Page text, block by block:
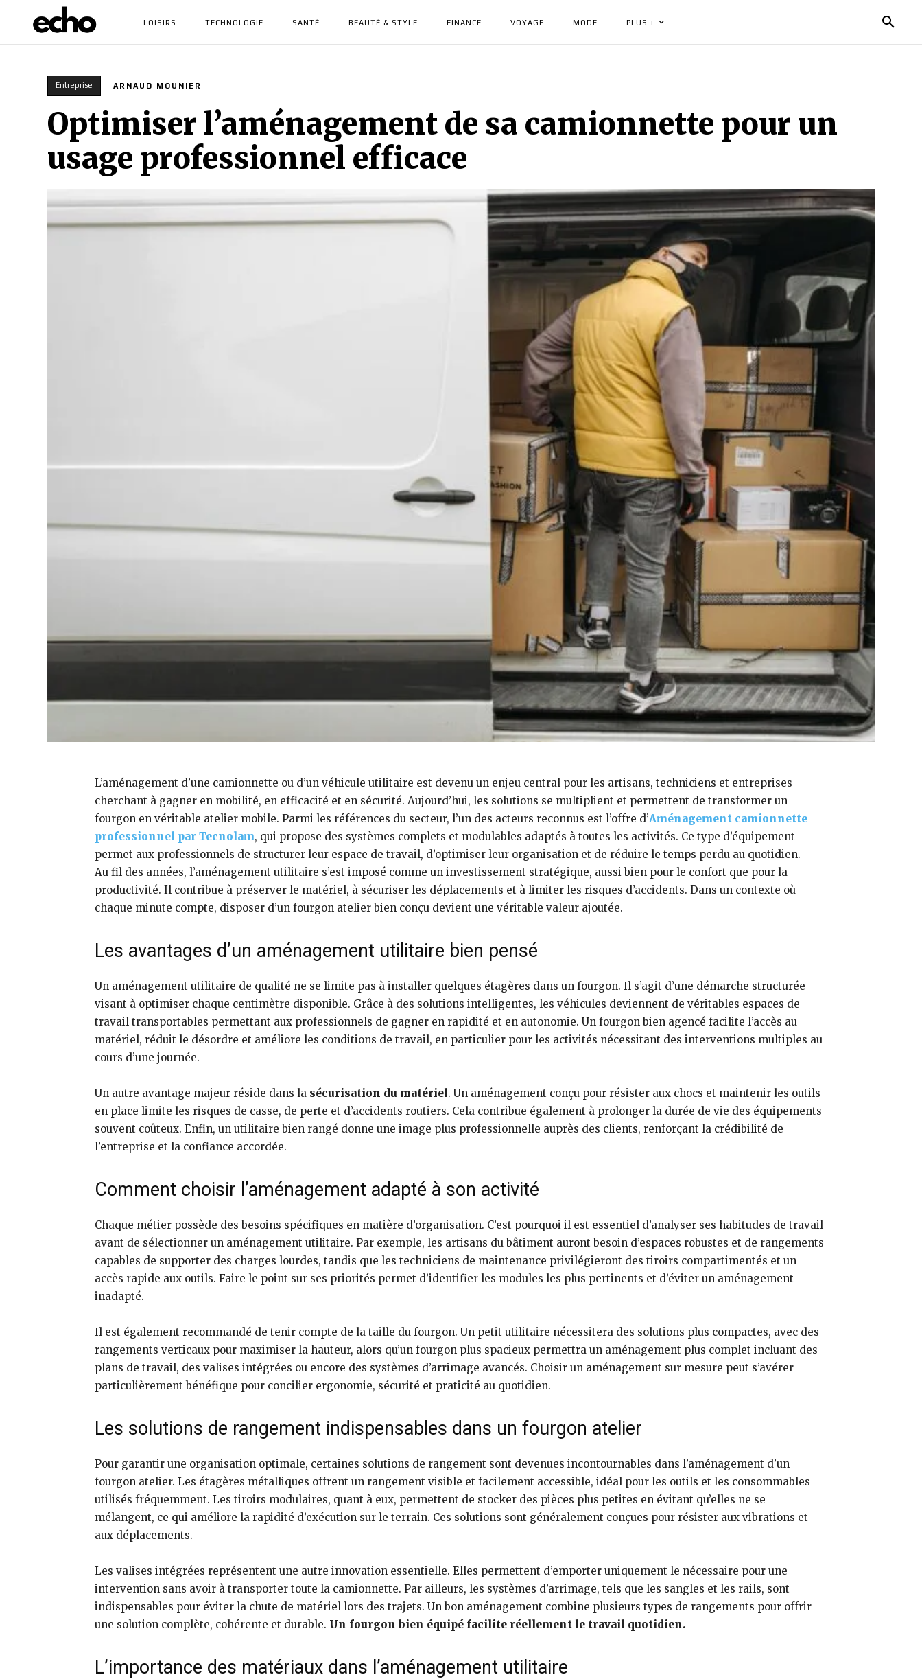
LOISIRS TECHNOLOGIE SANTÉ BEAUTÉ & STYLE FINANCE VOYAGE MODE PLUS +
Entreprise ARNAUD MOUNIER
Optimiser l’aménagement de sa camionnette pour un
usage professionnel efficace
L’aménagement d’une camionnette ou d’un véhicule utilitaire est devenu un enjeu central pour les artisans, techniciens et entreprises
cherchant à gagner en mobilité, en efficacité et en sécurité. Aujourd’hui, les solutions se multiplient et permettent de transformer un
fourgon en véritable atelier mobile. Parmi les références du secteur, l’un des acteurs reconnus est l’offre d’Aménagement camionnette
professionnel par Tecnolam, qui propose des systèmes complets et modulables adaptés à toutes les activités. Ce type d’équipement
permet aux professionnels de structurer leur espace de travail, d’optimiser leur organisation et de réduire le temps perdu au quotidien.
Au fil des années, l’aménagement utilitaire s’est imposé comme un investissement stratégique, aussi bien pour le confort que pour la
productivité. Il contribue à préserver le matériel, à sécuriser les déplacements et à limiter les risques d’accidents. Dans un contexte où
chaque minute compte, disposer d’un fourgon atelier bien conçu devient une véritable valeur ajoutée.
Les avantages d’un aménagement utilitaire bien pensé
Un aménagement utilitaire de qualité ne se limite pas à installer quelques étagères dans un fourgon. Il s’agit d’une démarche structurée
visant à optimiser chaque centimètre disponible. Grâce à des solutions intelligentes, les véhicules deviennent de véritables espaces de
travail transportables permettant aux professionnels de gagner en rapidité et en autonomie. Un fourgon bien agencé facilite l’accès au
matériel, réduit le désordre et améliore les conditions de travail, en particulier pour les activités nécessitant des interventions multiples au
cours d’une journée.
Un autre avantage majeur réside dans la sécurisation du matériel. Un aménagement conçu pour résister aux chocs et maintenir les outils
en place limite les risques de casse, de perte et d’accidents routiers. Cela contribue également à prolonger la durée de vie des équipements
souvent coûteux. Enfin, un utilitaire bien rangé donne une image plus professionnelle auprès des clients, renforçant la crédibilité de
l’entreprise et la confiance accordée.
Comment choisir l’aménagement adapté à son activité
Chaque métier possède des besoins spécifiques en matière d’organisation. C’est pourquoi il est essentiel d’analyser ses habitudes de travail
avant de sélectionner un aménagement utilitaire. Par exemple, les artisans du bâtiment auront besoin d’espaces robustes et de rangements
capables de supporter des charges lourdes, tandis que les techniciens de maintenance privilégieront des tiroirs compartimentés et un
accès rapide aux outils. Faire le point sur ses priorités permet d’identifier les modules les plus pertinents et d’éviter un aménagement
inadapté.
Il est également recommandé de tenir compte de la taille du fourgon. Un petit utilitaire nécessitera des solutions plus compactes, avec des
rangements verticaux pour maximiser la hauteur, alors qu’un fourgon plus spacieux permettra un aménagement plus complet incluant des
plans de travail, des valises intégrées ou encore des systèmes d’arrimage avancés. Choisir un aménagement sur mesure peut s’avérer
particulièrement bénéfique pour concilier ergonomie, sécurité et praticité au quotidien.
Les solutions de rangement indispensables dans un fourgon atelier
Pour garantir une organisation optimale, certaines solutions de rangement sont devenues incontournables dans l’aménagement d’un
fourgon atelier. Les étagères métalliques offrent un rangement visible et facilement accessible, idéal pour les outils et les consommables
utilisés fréquemment. Les tiroirs modulaires, quant à eux, permettent de stocker des pièces plus petites en évitant qu’elles ne se
mélangent, ce qui améliore la rapidité d’exécution sur le terrain. Ces solutions sont généralement conçues pour résister aux vibrations et
aux déplacements.
Les valises intégrées représentent une autre innovation essentielle. Elles permettent d’emporter uniquement le nécessaire pour une
intervention sans avoir à transporter toute la camionnette. Par ailleurs, les systèmes d’arrimage, tels que les sangles et les rails, sont
indispensables pour éviter la chute de matériel lors des trajets. Un bon aménagement combine plusieurs types de rangements pour offrir
une solution complète, cohérente et durable. Un fourgon bien équipé facilite réellement le travail quotidien.
L’importance des matériaux dans l’aménagement utilitaire